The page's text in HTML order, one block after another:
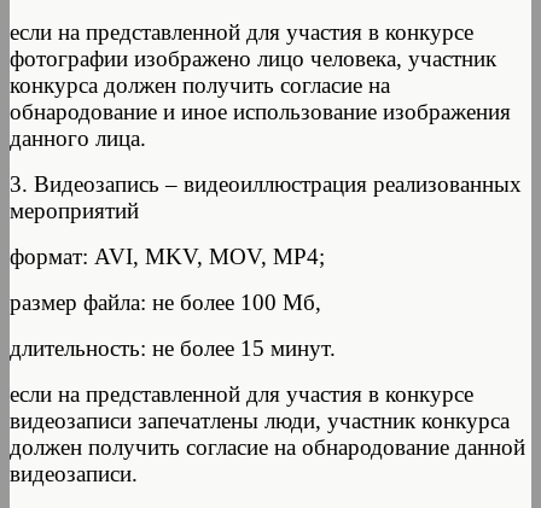
если на представленной для участия в конкурсе
фотографии изображено лицо человека, участник
конкурса должен получить согласие на
обнародование и иное использование изображения
данного лица.
3. Видеозапись – видеоиллюстрация реализованных
мероприятий
формат: AVI, MKV, MOV, MP4;
размер файла: не более 100 Мб,
длительность: не более 15 минут.
если на представленной для участия в конкурсе
видеозаписи запечатлены люди, участник конкурса
должен получить согласие на обнародование данной
видеозаписи.